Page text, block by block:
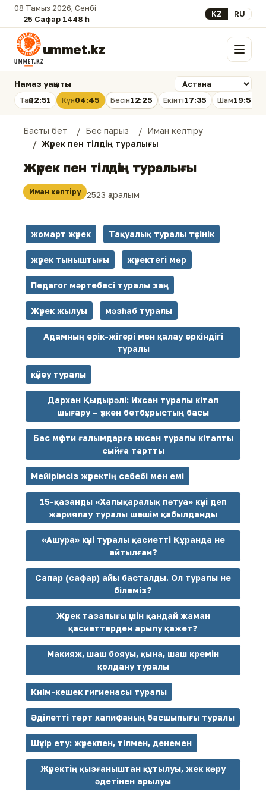
08 Тамыз 2026, Сенбі
25 Сафар 1448 һ.
Select your
KZ RU
ummet.kz Мәзір
Намаз уақыты
Таң02:51 Күн04:45 Бесін12:25 Екінті17:35 Шам19:54
Басты бет Бес парыз
Иман келтіру
Жүрек пен тілдің туралығы
Жүрек пен тілдің туралығы
Иман келтіру 2523 қаралым
жомарт жүрек Тақуалық туралы түсінік
жүрек тыныштығы жүректегі мөр
Педагог мәртебесі туралы заң
Жүрек жылуы мәзһаб туралы
Адамның ерік-жігері мен қалау еркіндігі
туралы
күйеу туралы
Дархан Қыдырәлі: Ихсан туралы кітап
шығару – үлкен бетбұрыстың басы
Бас мүфти ғалымдарға ихсан туралы кітапты
сыйға тартты
Мейірімсіз жүректің себебі мен емі
15-қазанды «Халықаралық пәтуа» күні деп
жариялау туралы шешім қабылданды
«Ашура» күні туралы қасиетті Құранда не
айтылған?
Сапар (сафар) айы басталды. Ол туралы не
білеміз?
Жүрек тазалығы үшін қандай жаман
қасиеттерден арылу қажет?
Макияж, шаш бояуы, қына, шаш кремін
қолдану туралы
Киім-кешек гигиенасы туралы
Әділетті төрт халифаның басшылығы туралы
Шүкір ету: жүрекпен, тілмен, денемен
Жүректің қызғаныштан құтылуы, жек көру
әдетінен арылуы